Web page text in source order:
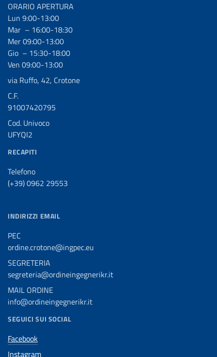
ORARIO APERTURA
Lun 9:00-13:00
Mar – 16:00-18:30
Mer 09:00-13:00
Gio – 15:30-18:00
Ven 09:00-13:00
via Ruffo, 42, Crotone
C.F.
91007420795
Cod. Univoco
UFYQI2
RECAPITI
Telefono
(+39) 0962 29553
INDIRIZZI EMAIL
PEC
ordine.crotone@ingpec.eu
SEGRETERIA
segreteria@ordineingegnerikr.it
MAIL ORDINE
info@ordineingegnerikr.it
SEGUICI SUI SOCIAL
Facebook
Instagram